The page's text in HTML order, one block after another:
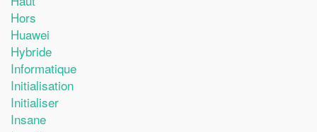
Hors
Huawei
Hybride
Informatique
Initialisation
Initialiser
Insane